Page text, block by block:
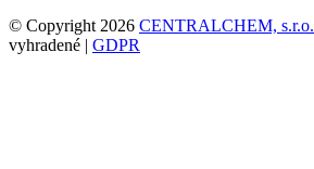
© Copyright 2026 CENTRALCHEM, s.r.o.
vyhradené | GDPR